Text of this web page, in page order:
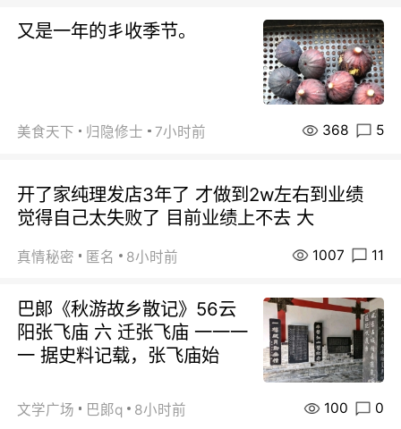
又是一年的丯收季节。
美食天下 归隐修士 7小时前 368 5
开了家纯理发店3年了 才做到2w左右到业绩
觉得自己太失败了 目前业绩上不去 大
真情秘密 匿名 8小时前 1007 11
巴郞《秋游故乡散记》56云
阳张飞庙 六 迁张飞庙 一一一
一 据史料记载，张飞庙始
文学广场 巴郞q 8小时前 100 0